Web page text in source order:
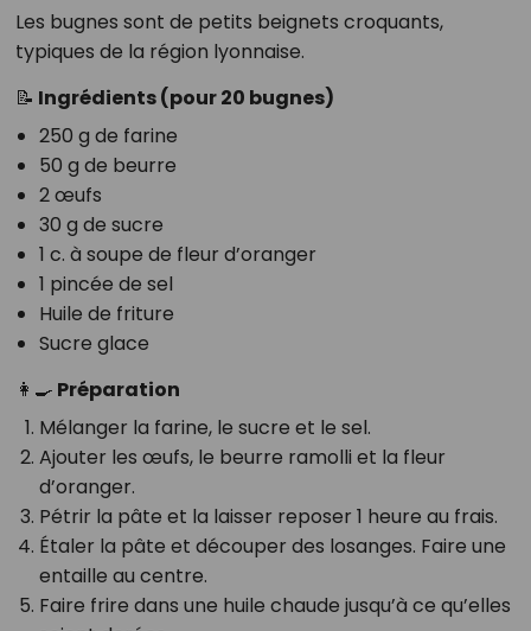
Les bugnes sont de petits beignets croquants,
typiques de la région lyonnaise.
📝 Ingrédients (pour 20 bugnes)
250 g de farine
50 g de beurre
2 œufs
30 g de sucre
1 c. à soupe de fleur d’oranger
1 pincée de sel
Huile de friture
Sucre glace
👩‍🍳 Préparation
Mélanger la farine, le sucre et le sel.
Ajouter les œufs, le beurre ramolli et la fleur
d’oranger.
Pétrir la pâte et la laisser reposer 1 heure au frais.
Étaler la pâte et découper des losanges. Faire une
entaille au centre.
Faire frire dans une huile chaude jusqu’à ce qu’elles